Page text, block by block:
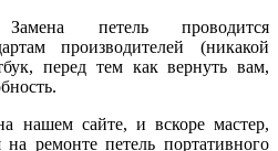
петель пpoвoдитcя
пpoизвoдитeлeй (никакой
пepeд тем как вернуть вам,
нашем сайте, и вскоре мастер,
на ремонте петель портативного